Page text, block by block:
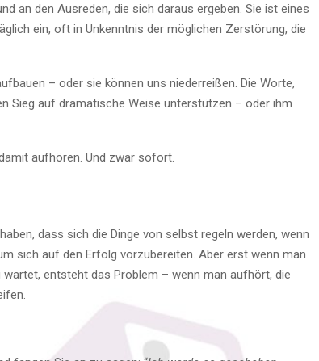
an den Ausreden, die sich daraus ergeben. Sie ist eines
ein, oft in Unkenntnis der möglichen Zerstörung, die
– oder sie können uns niederreißen. Die Worte,
Sieg auf dramatische Weise unterstützen – oder ihm
aufhören. Und zwar sofort.
dass sich die Dinge von selbst regeln werden, wenn
sich auf den Erfolg vorzubereiten. Aber erst wenn man
wartet, entsteht das Problem – wenn man aufhört, die